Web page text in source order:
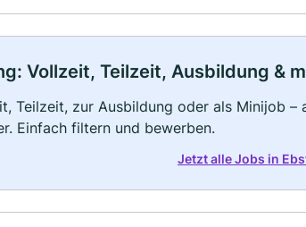
Vollzeit, Teilzeit, Ausbildung &
Teilzeit, zur Ausbildung oder als Minijob –
Einfach filtern und bewerben.
Jetzt alle Jobs in